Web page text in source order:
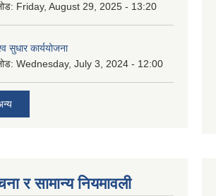
Friday, August 29, 2025 - 13:20
सुधार कार्ययोजना
Wednesday, July 3, 2024 - 12:00
र सामान्य नियमावली